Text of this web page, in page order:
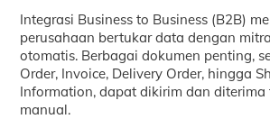
Integrasi Business to Business (B2B)
perusahaan bertukar data dengan
otomatis. Berbagai dokumen penting,
Order, Invoice, Delivery Order, hingga
Information, dapat dikirim dan diterima
manual.